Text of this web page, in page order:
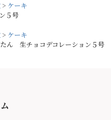
ケーキ
５号
ケーキ
ん 生チョコデコレーション５号